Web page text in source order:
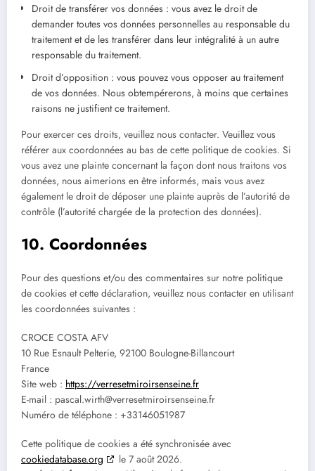
Droit de transférer vos données : vous avez le droit de
demander toutes vos données personnelles au responsable du
traitement et de les transférer dans leur intégralité à un autre
responsable du traitement.
Droit d’opposition : vous pouvez vous opposer au traitement
de vos données. Nous obtempérerons, à moins que certaines
raisons ne justifient ce traitement.
Pour exercer ces droits, veuillez nous contacter. Veuillez vous
référer aux coordonnées au bas de cette politique de cookies. Si
vous avez une plainte concernant la façon dont nous traitons vos
données, nous aimerions en être informés, mais vous avez
également le droit de déposer une plainte auprès de l’autorité de
contrôle (l’autorité chargée de la protection des données).
10. Coordonnées
Pour des questions et/ou des commentaires sur notre politique
de cookies et cette déclaration, veuillez nous contacter en utilisant
les coordonnées suivantes :
CROCE COSTA AFV
10 Rue Esnault Pelterie, 92100 Boulogne-Billancourt
France
Site web : https://verresetmiroirsenseine.fr
E-mail : pascal.wirth@verresetmiroirsenseine.fr
Numéro de téléphone : +33146051987
Cette politique de cookies a été synchronisée avec
cookiedatabase.org
le 7 août 2026.